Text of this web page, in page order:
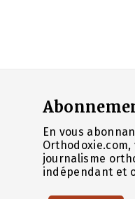
En vous
Orthodoxie.com,
journalisme
indépendant et